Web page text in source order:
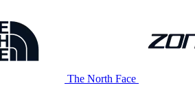
The North Face